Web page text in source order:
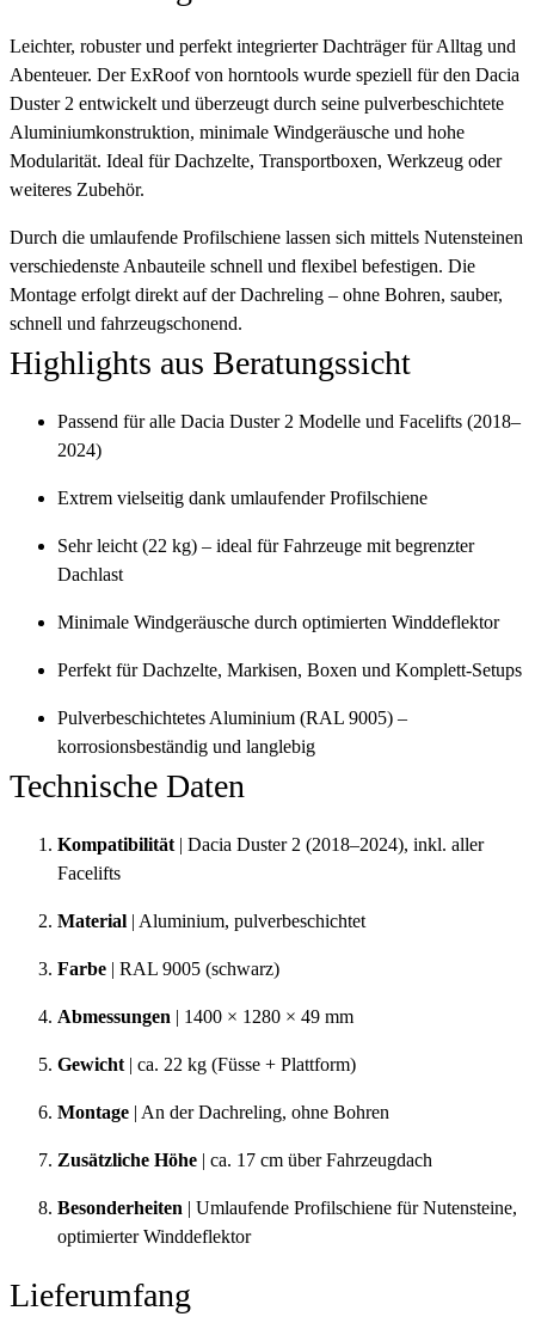
Leichter, robuster und perfekt integrierter Dachträger für Alltag und
Abenteuer. Der ExRoof von horntools wurde speziell für den Dacia
Duster 2 entwickelt und überzeugt durch seine pulverbeschichtete
Aluminiumkonstruktion, minimale Windgeräusche und hohe
Modularität. Ideal für Dachzelte, Transportboxen, Werkzeug oder
weiteres Zubehör.
Durch die umlaufende Profilschiene lassen sich mittels Nutensteinen
verschiedenste Anbauteile schnell und flexibel befestigen. Die
Montage erfolgt direkt auf der Dachreling – ohne Bohren, sauber,
schnell und fahrzeugschonend.
Highlights aus Beratungssicht
Passend für alle Dacia Duster 2 Modelle und Facelifts (2018–
2024)
Extrem vielseitig dank umlaufender Profilschiene
Sehr leicht (22 kg) – ideal für Fahrzeuge mit begrenzter
Dachlast
Minimale Windgeräusche durch optimierten Winddeflektor
Perfekt für Dachzelte, Markisen, Boxen und Komplett-Setups
Pulverbeschichtetes Aluminium (RAL 9005) –
korrosionsbeständig und langlebig
Technische Daten
Kompatibilität | Dacia Duster 2 (2018–2024), inkl. aller
Facelifts
Material | Aluminium, pulverbeschichtet
Farbe | RAL 9005 (schwarz)
Abmessungen | 1400 × 1280 × 49 mm
Gewicht | ca. 22 kg (Füsse + Plattform)
Montage | An der Dachreling, ohne Bohren
Zusätzliche Höhe | ca. 17 cm über Fahrzeugdach
Besonderheiten | Umlaufende Profilschiene für Nutensteine,
optimierter Winddeflektor
Lieferumfang